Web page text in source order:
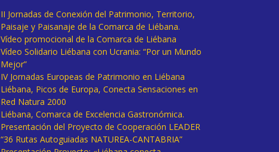
II Jornadas de Conexión del Patrimonio, Territorio,
Paisaje y Paisanaje de la Comarca de Liébana.
Vídeo promocional de la Comarca de Liébana
Vídeo Solidario Liébana con Ucrania: “Por un Mundo
Mejor”
IV Jornadas Europeas de Patrimonio en Liébana
Liébana, Picos de Europa, Conecta Sensaciones en
Red Natura 2000
Liébana, Comarca de Excelencia Gastronómica.
Presentación del Proyecto de Cooperación LEADER
“36 Rutas Autoguiadas NATUREA-CANTABRIA”